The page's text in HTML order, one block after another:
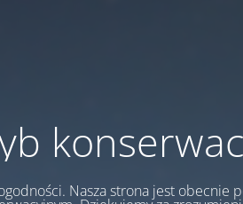
Nasza strona jest obecnie